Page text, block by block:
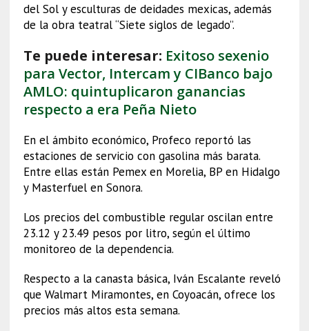
del Sol y esculturas de deidades mexicas, además
de la obra teatral “Siete siglos de legado”.
Te puede interesar: Exitoso sexenio
para Vector, Intercam y CIBanco bajo
AMLO: quintuplicaron ganancias
respecto a era Peña Nieto
En el ámbito económico, Profeco reportó las
estaciones de servicio con gasolina más barata.
Entre ellas están Pemex en Morelia, BP en Hidalgo
y Masterfuel en Sonora.
Los precios del combustible regular oscilan entre
23.12 y 23.49 pesos por litro, según el último
monitoreo de la dependencia.
Respecto a la canasta básica, Iván Escalante reveló
que Walmart Miramontes, en Coyoacán, ofrece los
precios más altos esta semana.